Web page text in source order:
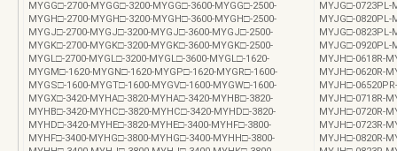
MYGG□-2700-MYGG□-3200-MYGG□-3600-MYGG□-2500-
MYGH□-2700-MYGH□-3200-MYGH□-3600-MYGH□-2500-
MYGJ□-2700-MYGJ□-3200-MYGJ□-3600-MYGJ□-2500-
MYGK□-2700-MYGK□-3200-MYGK□-3600-MYGK□-2500-
MYGL□-2700-MYGL□-3200-MYGL□-3600-MYGL□-1620-
MYGM□-1620-MYGN□-1620-MYGP□-1620-MYGR□-1600-
MYGS□-1600-MYGT□-1600-MYGV□-1600-MYGW□-1600-
MYGX□-3420-MYHA□-3820-MYHA□-3420-MYHB□-3820-
MYHB□-3420-MYHC□-3820-MYHC□-3420-MYHD□-3820-
MYHD□-3420-MYHE□-3820-MYHE□-3400-MYHF□-3800-
MYHF□-3400-MYHG□-3800-MYHG□-3400-MYHH□-3800-
MYJG□-0723PL-
MYJG□-0820PL-
MYJG□-0823PL-
MYJG□-0920PL-
MYJH□-0618R-
MYJH□-0620R-
MYJH□-
MYJH□-0718R-
MYJH□-0720R-
MYJH□-0723R-
MYJH□-0820R-